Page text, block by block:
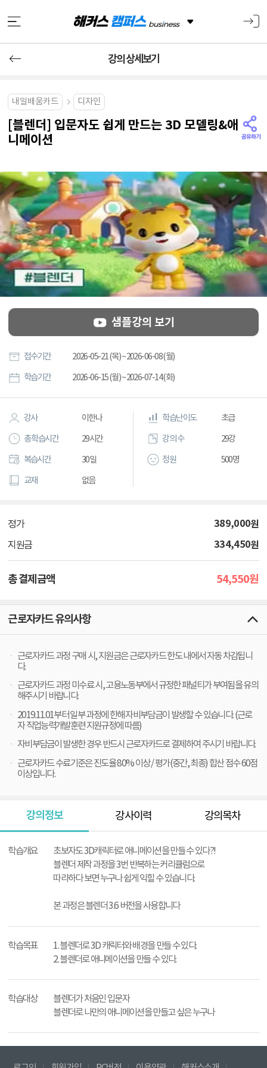
강의 상세보기
내일배움카드 디자인
[블렌더] 입문자도 쉽게 만드는 3D 모델링&애
니메이션
샘플강의 보기
접수기간 2026-05-21 (목) ~ 2026-06-08 (월)
학습기간 2026-06-15 (월) ~ 2026-07-14 (화)
강사 이한나
총 학습시간 29시간
복습시간 30일
교재 없음
학습난이도 초급
강의 수 29강
정원 500명
정가 389,000원
지원금 334,450원
총 결제금액 54,550원
근로자카드 유의사항
근로자카드 과정 구매 시, 지원금은 근로자카드 한도 내에서 자동 차감됩니
다.
근로자카드 과정 미수료 시, 고용노동부에서 규정한 패널티가 부여됨을 유의
해주시기 바랍니다.
2019.11.01부터 일부 과정에 한해 자비부담금이 발생할 수 있습니다. (근로
자 직업능력개발훈련 지원규정에 따름)
자비부담금이 발생한 경우 반드시 근로자카드로 결제하여 주시기 바랍니다.
근로자카드 수료기준은 진도율 80% 이상 / 평가(중간, 최종) 합산 점수 60점
이상입니다.
강의정보 강사이력 강의목차
학습개요
초보자도 3D캐릭터로 애니메이션을 만들 수 있다?!
블렌더 제작 과정을 3번 반복하는 커리큘럼으로
따라하다 보면 누구나 쉽게 익힐 수 있습니다.
본 과정은 블렌더 3.6 버전을 사용합니다
학습목표
1. 블렌더로 3D 캐릭터와 배경을 만들 수 있다.
2. 블렌더로 애니메이션을 만들 수 있다.
학습대상
블렌더가 처음인 입문자
블렌더로 나만의 애니메이션을 만들고 싶은 누구나